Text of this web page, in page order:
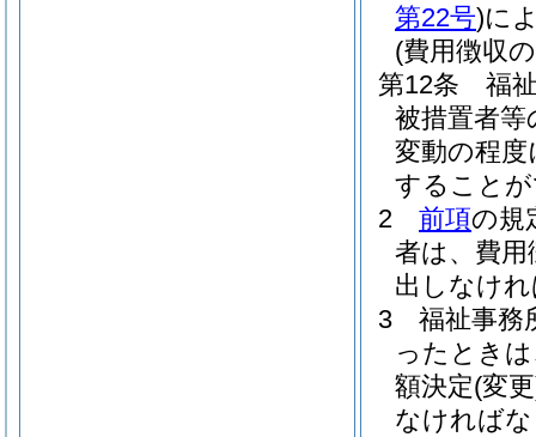
第22号)に
(費用徴収
第12条
福
被措置者
変動の程
すること
2
前項の規
者は、費用
出しなけ
3
福祉事務
ったとき
額決定(変
なければ